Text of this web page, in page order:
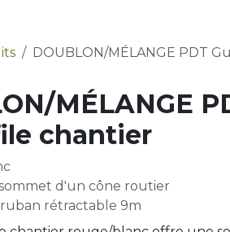
DOUBLON/MÉLANGE PDT
MÉLANGE
chantier
d'un cône routier
rétractable 9m